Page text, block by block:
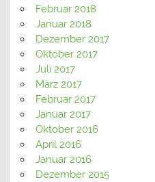
Februar 2018
Januar 2018
Dezember 2017
Oktober 2017
Juli 2017
März 2017
Februar 2017
Januar 2017
Oktober 2016
April 2016
Januar 2016
Dezember 2015